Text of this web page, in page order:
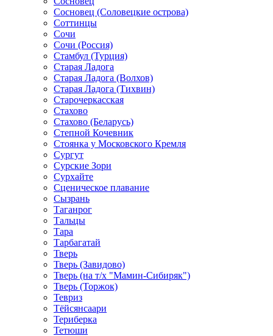
Сосновец (Соловецкие острова)
Соттинцы
Сочи
Сочи (Россия)
Стамбул (Турция)
Старая Ладога
Старая Ладога (Волхов)
Старая Ладога (Тихвин)
Старочеркасская
Стахово
Стахово (Беларусь)
Степной Кочевник
Стоянка у Московского Кремля
Сургут
Сурские Зори
Сурхайте
Сценическое плавание
Сызрань
Таганрог
Тальцы
Тара
Тарбагатай
Тверь
Тверь (Завидово)
Тверь (на т/х "Мамин-Сибиряк")
Тверь (Торжок)
Тевриз
Тёйсянсаари
Териберка
Тетюши